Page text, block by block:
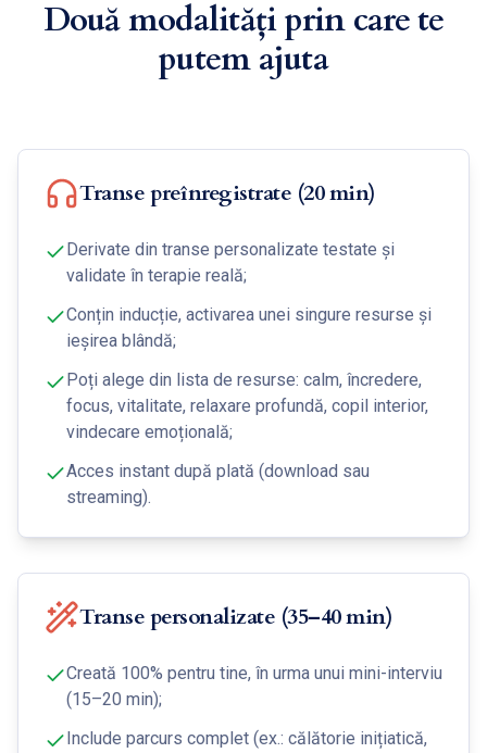
Două modalități prin care te
putem ajuta
Transe preînregistrate (20 min)
Derivate din transe personalizate testate și
validate în terapie reală;
Conțin inducție, activarea unei singure resurse și
ieșirea blândă;
Poți alege din lista de resurse: calm, încredere,
focus, vitalitate, relaxare profundă, copil interior,
vindecare emoțională;
Acces instant după plată (download sau
streaming).
Transe personalizate (35–40 min)
Creată 100% pentru tine, în urma unui mini-interviu
(15–20 min);
Include parcurs complet (ex.: călătorie inițiatică,